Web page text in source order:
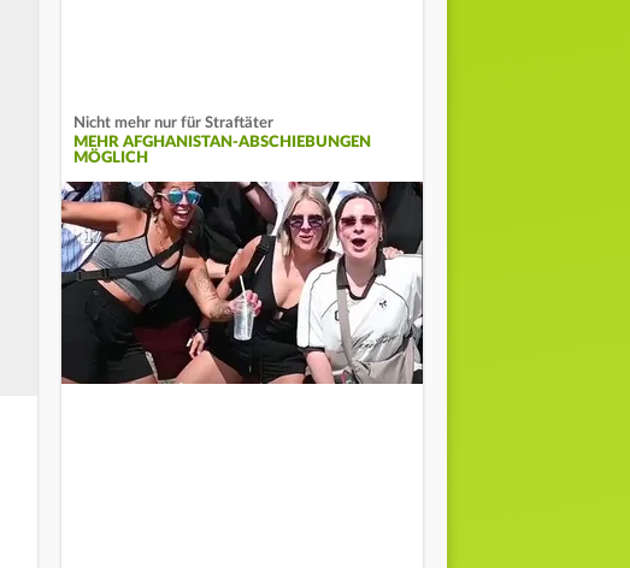
Nicht mehr nur für Straftäter
MEHR AFGHANISTAN-ABSCHIEBUNGEN
MÖGLICH